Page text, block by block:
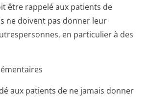
être rappelé aux patients de
ne doivent pas donner leur
en particulier à des
aux patients de ne jamais donner